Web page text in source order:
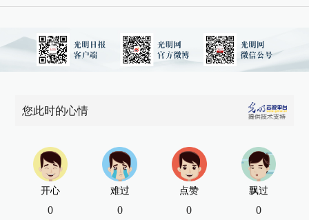
您此时的心情
开心
0
难过
0
点赞
0
飘过
0